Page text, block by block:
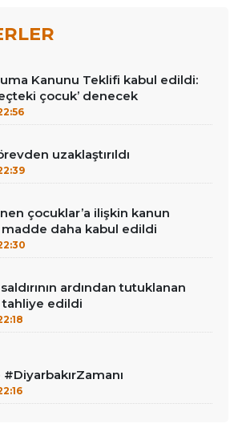
Kanunu Teklifi kabul edildi:
çocuk’ denecek
uzaklaştırıldı
çocuklar’a ilişkin kanun
daha kabul edildi
saldırının ardından tutuklanan
tahliye edildi
#DiyarbakırZamanı